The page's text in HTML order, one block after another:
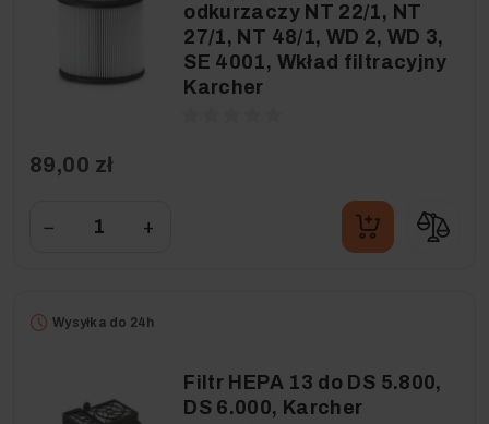
odkurzaczy NT 22/1, NT
27/1, NT 48/1, WD 2, WD 3,
SE 4001, Wkład filtracyjny
Karcher
89,00 zł
− +
Wysyłka do 24h
Filtr HEPA 13 do DS 5.800,
DS 6.000, Karcher